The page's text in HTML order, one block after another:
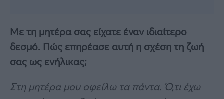
Με τη μητέρα σας είχατε έναν ιδιαίτερο
δεσμό. Πώς επηρέασε αυτή η σχέση τη ζωή
σας ως ενήλικας;
Στη μητέρα μου οφείλω τα πάντα. Ό,τι έχω